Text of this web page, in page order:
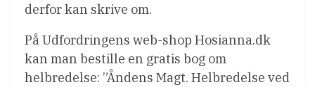
derfor kan skrive om.
På Udfordringens web-shop Hosianna.dk
kan man bestille en gratis bog om
helbredelse: ”Åndens Magt. Helbredelse ved